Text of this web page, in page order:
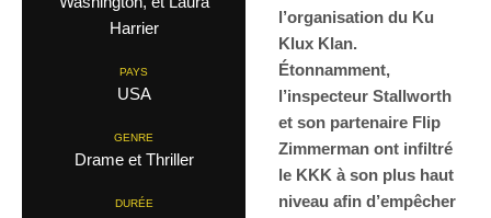
Harrier
PAYS
USA
GENRE
Drame et Thriller
DURÉE
l’organisation du Ku
Klux Klan.
Étonnamment,
l’inspecteur Stallworth
et son partenaire Flip
Zimmerman ont infiltré
le KKK à son plus haut
niveau afin d’empêcher